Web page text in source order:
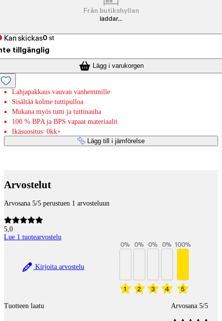
Från butikshyllan
laddar...
Kan skickas0 st
tillgänglig
Lägg i varukorgen
Lahjapakkaus vauvan vanhemmille
Sisältää kolme tuttipulloa
Mukana myös tutti ja tuttinauha
100 % BPA ja BPS vapaat materiaalit
Ikäsuositus: 0kk+
Lägg till i jämförelse
Arvostelut
Arvosana 5/5 perustuen 1 arvosteluun
5,0
Lue 1 tuotearvostelu
Kirjoita arvostelu
1
0%
2
0%
3
0%
4
0%
5
100%
Tuotteen laatu Arvosana 5/5